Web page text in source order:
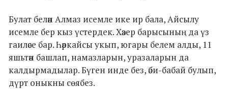
Булат белән Алмаз исемле ике ир бала, Айсылу
исемле бер кыз үстердек. Хәзер барысының да үз
гаиләсе бар. Һәркайсы укып, югары белем алды, 11
яшьтән башлап, намазларын, уразаларын да
калдырмадылар. Бүген инде без, әби-бабай булып,
дүрт оныкны сөябез.